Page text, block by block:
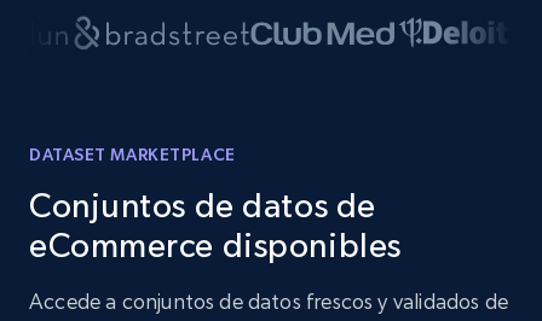
DATASET MARKETPLACE
Conjuntos de datos de
eCommerce disponibles
Accede a conjuntos de datos frescos y validados de